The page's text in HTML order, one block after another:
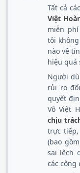
Tất cả
Việt
miễn
tôi
nào về
hiệu quả
Người
rủi ro
quyết
Võ Việt
chịu
trực
(bao
sai lệch
các công